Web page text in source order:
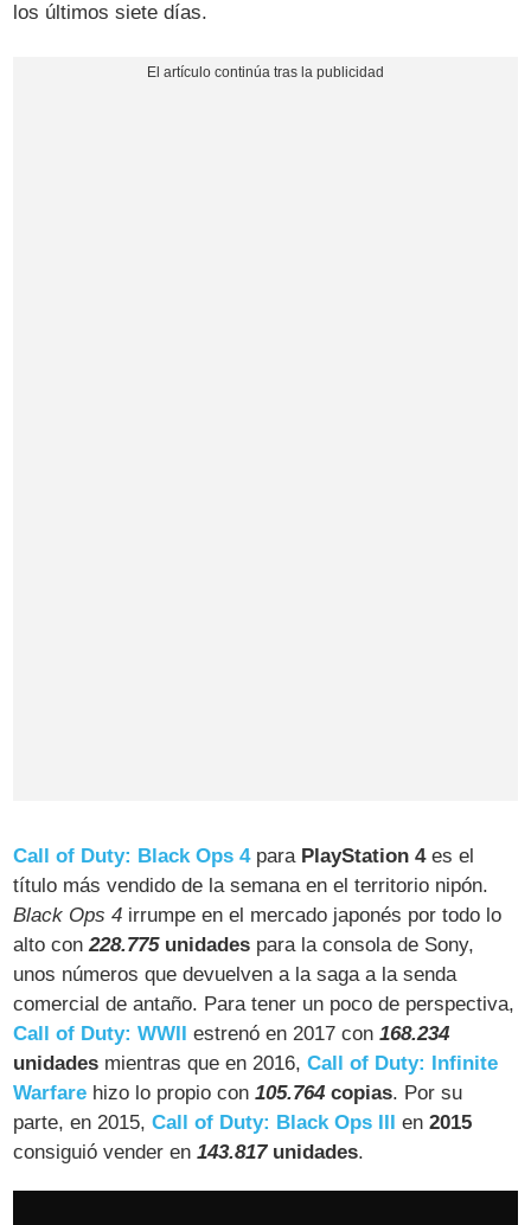
los últimos siete días.
Call of Duty: Black Ops 4para PlayStation 4es el
título más vendido de la semana en el territorio nipón.
Black Ops 4 irrumpe en el mercado japonés por todo lo
alto con228.775 unidades para la consola de Sony,
unos números que devuelven a la saga a la senda
comercial de antaño. Para tener un poco de perspectiva,
Call of Duty: WWII estrenó en 2017 con168.234
unidades mientras que en 2016,Call of Duty: Infinite
Warfare hizo lo propio con105.764 copias. Por su
parte, en 2015,Call of Duty: Black Ops III en2015
consiguió vender en143.817 unidades.